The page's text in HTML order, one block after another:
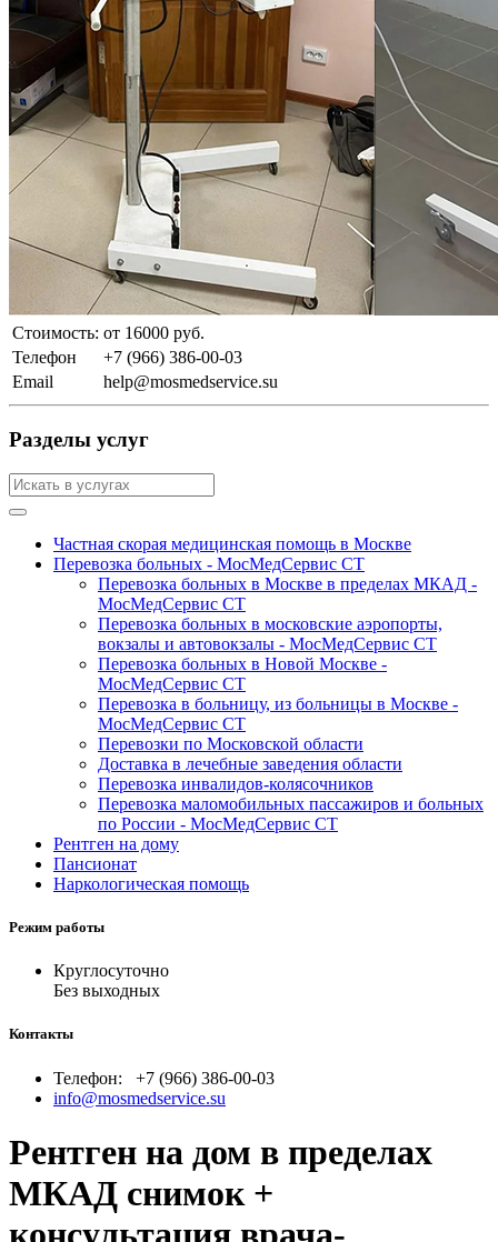
Стоимость: от 16000 руб.
Телефон
+7 (966) 386-00-03
Email
help@mosmedservice.su
Разделы услуг
Частная скорая медицинская помощь в Москве
Перевозка больных - МосМедСервис СТ
Перевозка больных в Москве в пределах МКАД -
МосМедСервис СТ
Перевозка больных в московские аэропорты,
вокзалы и автовокзалы - МосМедСервис СТ
Перевозка больных в Новой Москве -
МосМедСервис СТ
Перевозка в больницу, из больницы в Москве -
МосМедСервис СТ
Перевозки по Московской области
Доставка в лечебные заведения области
Перевозка инвалидов-колясочников
Перевозка маломобильных пассажиров и больных
по России - МосМедСервис СТ
Рентген на дому
Пансионат
Наркологическая помощь
Режим работы
Круглосуточно
Без выходных
Контакты
Телефон:
+7 (966) 386-00-03
info@mosmedservice.su
Рентген на дом в пределах
МКАД снимок +